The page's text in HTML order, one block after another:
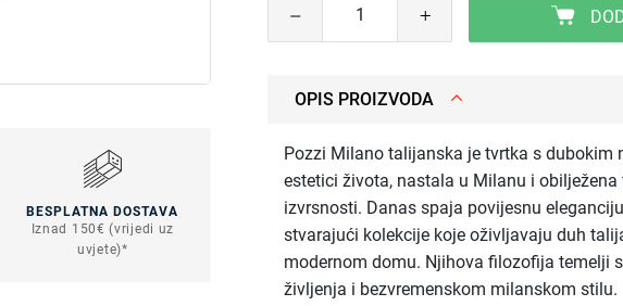
BESPLATNA DOSTAVA
Iznad 150€ (vrijedi uz
uvjete)*
OPIS PROIZVODA
Pozzi Milano talijanska je tvrtka s dubokim
estetici života, nastala u Milanu i
izvrsnosti. Danas spaja povijesnu
stvarajući kolekcije koje oživljavaju duh
modernom domu. Njihova filozofija temelji
življenja i bezvremenskom milanskom stilu.